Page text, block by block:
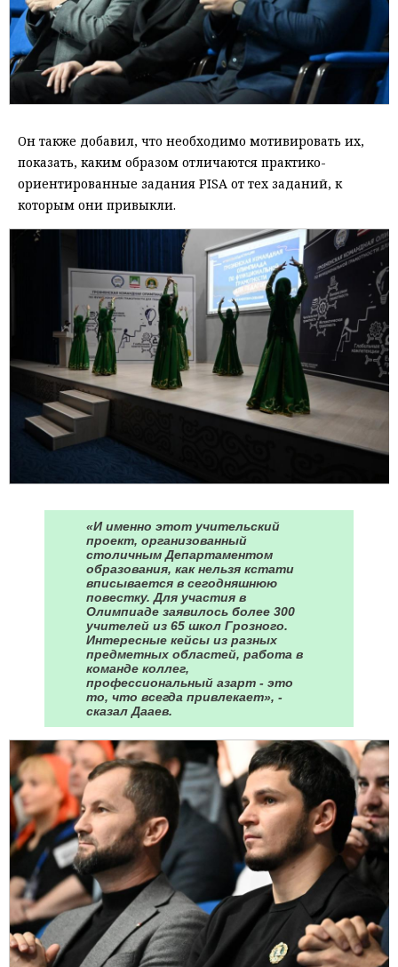
Он также добавил, что необходимо мотивировать их,
показать, каким образом отличаются практико-
ориентированные задания PISA от тех заданий, к
которым они привыкли.
«И именно этот учительский
проект, организованный
столичным Департаментом
образования, как нельзя кстати
вписывается в сегодняшнюю
повестку. Для участия в
Олимпиаде заявилось более 300
учителей из 65 школ Грозного.
Интересные кейсы из разных
предметных областей, работа в
команде коллег,
профессиональный азарт - это
то, что всегда привлекает», -
сказал Дааев.